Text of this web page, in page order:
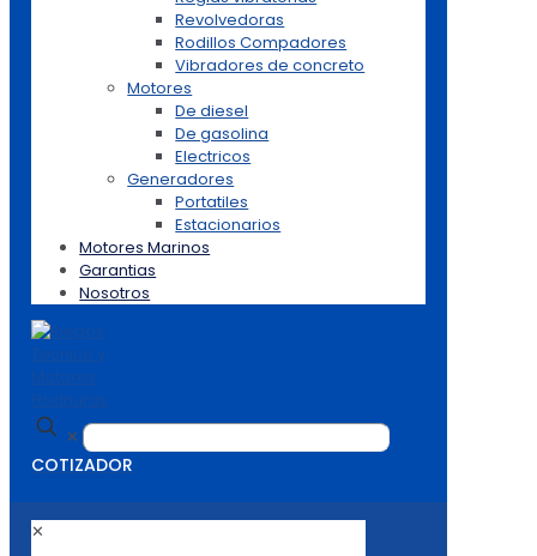
Revolvedoras
Rodillos Compadores
Vibradores de concreto
Motores
De diesel
De gasolina
Electricos
Generadores
Portatiles
Estacionarios
Motores Marinos
Garantias
Nosotros
✕
COTIZADOR
✕